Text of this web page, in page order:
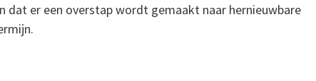
dat er een overstap wordt gemaakt naar hernieuwbare